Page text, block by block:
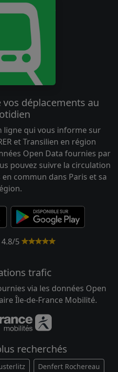
déplacements au
ligne qui vous informe sur
et Transilien en région
Open Data fournies par
pouvez suivre la circulation
commun dans Paris et sa
4.8/5
trafic
via les données Open
Île-de-France Mobilité.
recherchés
Denfert Rochereau